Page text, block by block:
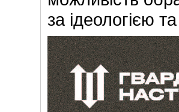
за ідеологією